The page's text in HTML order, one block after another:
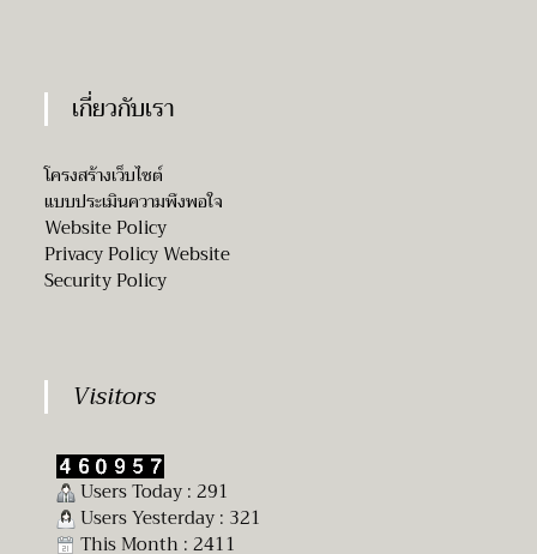
เกี่ยวกับเรา
โครงสร้างเว็บไซต์
แบบประเมินความพึงพอใจ
Website Policy
Privacy Policy Website
Security Policy
Visitors
Users Today : 291
Users Yesterday : 321
This Month : 2411